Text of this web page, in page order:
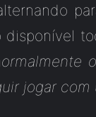
ormalmente
jogar